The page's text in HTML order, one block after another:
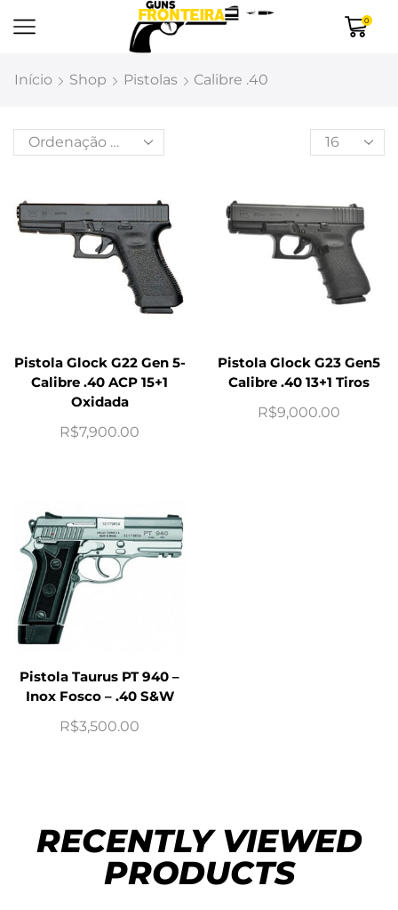
0
Início Shop Pistolas Calibre .40
Pistola Glock G22 Gen 5-
Calibre .40 ACP 15+1
Oxidada
R$7,900.00
Pistola Glock G23 Gen5
Calibre .40 13+1 Tiros
R$9,000.00
Pistola Taurus PT 940 –
Inox Fosco – .40 S&W
R$3,500.00
RECENTLY VIEWED
PRODUCTS